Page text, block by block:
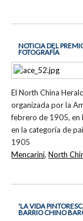
NOTICIA DEL
FOTOGRAFÍA
El North China
organizada por la
febrero de 1905, en
en la categoría de
1905
Mencarini,North
'LA VIDA
BARRIO CHINO